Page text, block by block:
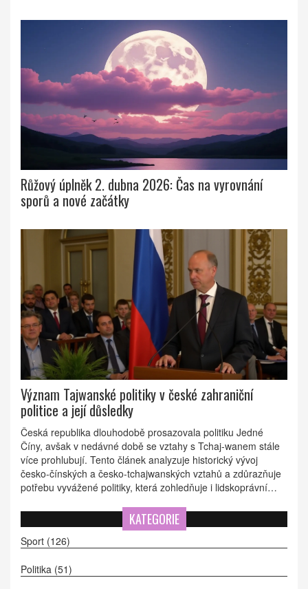
Růžový úplněk 2. dubna 2026: Čas na vyrovnání
sporů a nové začátky
Význam Tajwanské politiky v české zahraniční
politice a její důsledky
Česká republika dlouhodobě prosazovala politiku Jedné
Číny, avšak v nedávné době se vztahy s Tchaj-wanem stále
více prohlubují. Tento článek analyzuje historický vývoj
česko-čínských a česko-tchajwanských vztahů a zdůrazňuje
potřebu vyvážené politiky, která zohledňuje i lidskoprávní
KATEGORIE
Sport (126)
Politika (51)